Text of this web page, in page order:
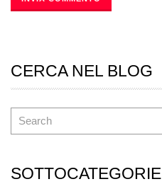
CERCA NEL BLOG
SOTTOCATEGORIE